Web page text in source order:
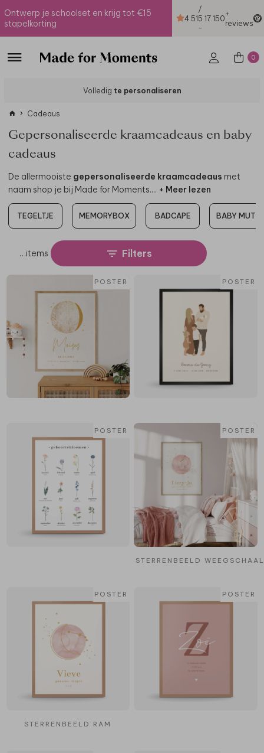
Ontwerp je schoolset en krijg tot €15
stapelkorting
4.51
/
5
-
17.150+
reviews
0
Volledig te personaliseren
Cadeaus
Gepersonaliseerde kraamcadeaus en baby
cadeaus
De allermooiste gepersonaliseerde kraamcadeaus met
naam shop je bij Made for Moments.... + Meer lezen
TEGELTJE MEMORYBOX BADCAPE BABY
…items Filters
POSTER POSTER
POSTER POSTER
STERRENBEELD WEEGSCHAAL
POSTER
STERRENBEELD RAM
POSTER